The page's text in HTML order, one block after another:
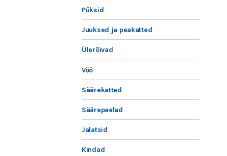
Püksid
Juuksed ja peakatted
Ülerõivad
Vöö
Säärekatted
Säärepaelad
Jalatsid
Kindad